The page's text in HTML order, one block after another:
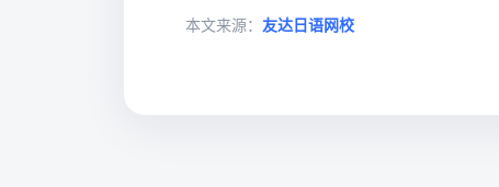
本文来源： 友达日语网校